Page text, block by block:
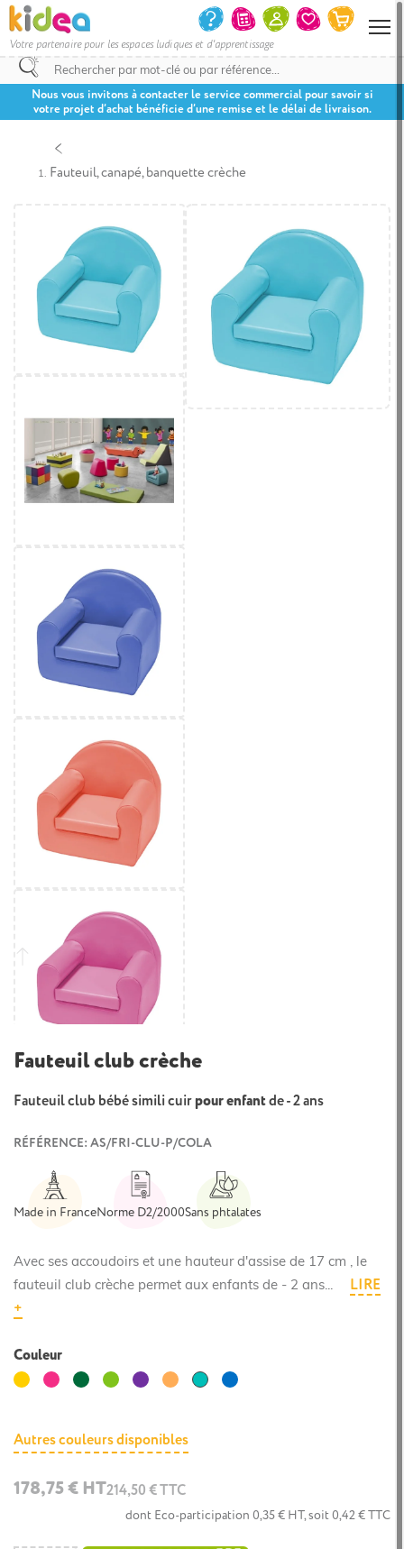
Votre partenaire pour les espaces ludiques et d'apprentissage
Nous vous invitons à contacter le service commercial pour savoir si
votre projet d’achat bénéficie d’une remise et le délai de livraison.
Fauteuil, canapé, banquette crèche
Fauteuil club crèche
Fauteuil club bébé simili cuir pour enfantde - 2 ans
RÉFÉRENCE: AS/FRI-CLU-P/COLA
Made in FranceNorme D2/2000Sans phtalates
Avec ses accoudoirs et une hauteur d'assise de 17 cm , le
fauteuil club crèche permet aux enfants de - 2 ans...
LIRE
+
Couleur
JauneRose Vert
Vert
VioletCorailBleu
Bleuet
Autres couleurs disponibles
178,75 € HT214,50 € TTC
dont Eco-participation 0,35 € HT, soit 0,42 € TTC